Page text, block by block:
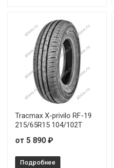
Tracmax X-privilo RF-19
215/65R15 104/102T
от 5 890 ₽
Подробнее